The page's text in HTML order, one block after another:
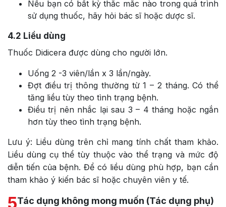
Nếu bạn có bất kỳ thắc mắc nào trong quá trình
sử dụng thuốc, hãy hỏi bác sĩ hoặc dược sĩ.
4.2 Liều dùng
Thuốc Didicera được dùng cho người lớn.
Uống 2 -3 viên/lần x 3 lần/ngày.
Đợt điều trị thông thường từ 1 – 2 tháng. Có thể
tăng liều tùy theo tình trạng bệnh.
Điều trị nên nhắc lại sau 3 – 4 tháng hoặc ngắn
hơn tùy theo tình trạng bệnh.
Lưu ý: Liều dùng trên chỉ mang tính chất tham khảo.
Liều dùng cụ thể tùy thuộc vào thể trạng và mức độ
diễn tiến của bệnh. Để có liều dùng phù hợp, bạn cần
tham khảo ý kiến bác sĩ hoặc chuyên viên y tế.
Tác dụng không mong muốn (Tác dụng phụ)